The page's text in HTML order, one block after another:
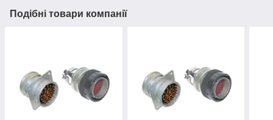
Подібні товари компанії